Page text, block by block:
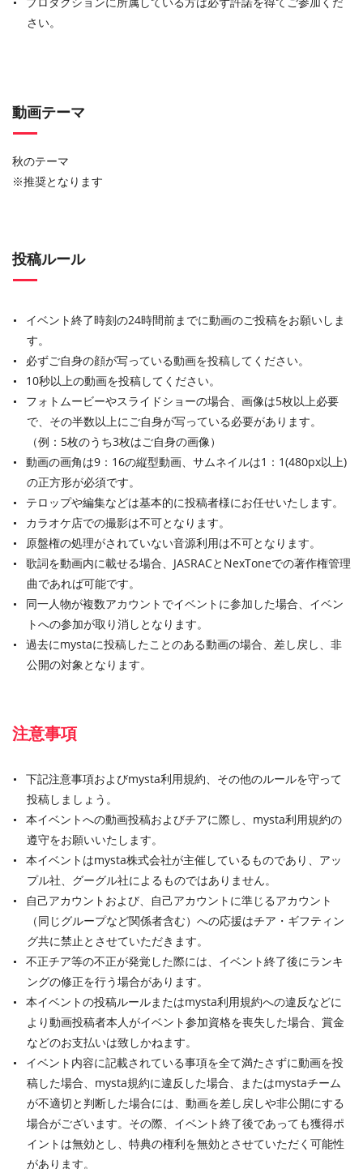
さい。
動画テーマ
秋のテーマ
※推奨となります
投稿ルール
イベント終了時刻の24時間前までに動画のご投稿をお願いしま
す。
必ずご自身の顔が写っている動画を投稿してください。
10秒以上の動画を投稿してください。
フォトムービーやスライドショーの場合、画像は5枚以上必要
で、その半数以上にご自身が写っている必要があります。
（例：5枚のうち3枚はご自身の画像）
動画の画角は9：16の縦型動画、サムネイルは1：1(480px以上)
の正方形が必須です。
テロップや編集などは基本的に投稿者様にお任せいたします。
カラオケ店での撮影は不可となります。
原盤権の処理がされていない音源利用は不可となります。
歌詞を動画内に載せる場合、JASRACとNexToneでの著作権管理
曲であれば可能です。
同一人物が複数アカウントでイベントに参加した場合、イベン
トへの参加が取り消しとなります。
過去にmystaに投稿したことのある動画の場合、差し戻し、非
公開の対象となります。
注意事項
下記注意事項およびmysta利用規約、その他のルールを守って
投稿しましょう。
本イベントへの動画投稿およびチアに際し、mysta利用規約の
遵守をお願いいたします。
本イベントはmysta株式会社が主催しているものであり、アッ
プル社、グーグル社によるものではありません。
自己アカウントおよび、自己アカウントに準じるアカウント
（同じグループなど関係者含む）への応援はチア・ギフティン
グ共に禁止とさせていただきます。
不正チア等の不正が発覚した際には、イベント終了後にランキ
ングの修正を行う場合があります。
本イベントの投稿ルールまたはmysta利用規約への違反などに
より動画投稿者本人がイベント参加資格を喪失した場合、賞金
などのお支払いは致しかねます。
イベント内容に記載されている事項を全て満たさずに動画を投
稿した場合、mysta規約に違反した場合、またはmystaチーム
が不適切と判断した場合には、動画を差し戻しや非公開にする
場合がございます。その際、イベント終了後であっても獲得ポ
イントは無効とし、特典の権利を無効とさせていただく可能性
があります。